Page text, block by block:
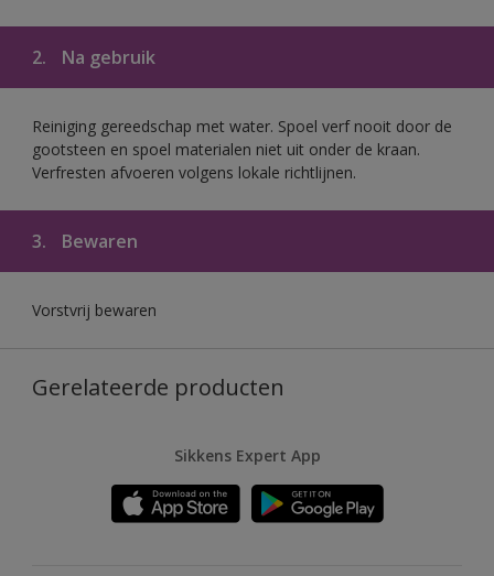
2. Na gebruik
Reiniging gereedschap met water. Spoel verf nooit door de
gootsteen en spoel materialen niet uit onder de kraan.
Verfresten afvoeren volgens lokale richtlijnen.
3. Bewaren
Vorstvrij bewaren
Gerelateerde producten
Sikkens Expert App